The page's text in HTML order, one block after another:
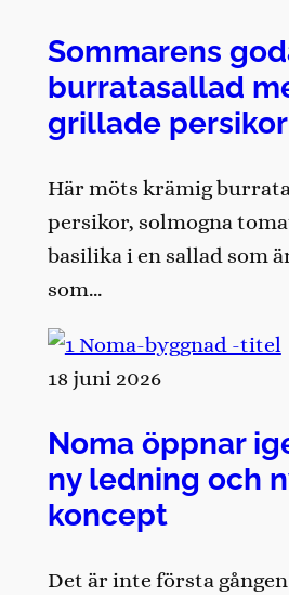
Sommarens
burratasallad
grillade persikor
Här möts krämig
persikor, solmogna
basilika i en sallad som
som…
18 juni 2026
Noma öppnar
ny ledning och
koncept
Det är inte första